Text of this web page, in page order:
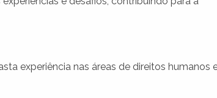
experiência nas áreas de direitos humanos